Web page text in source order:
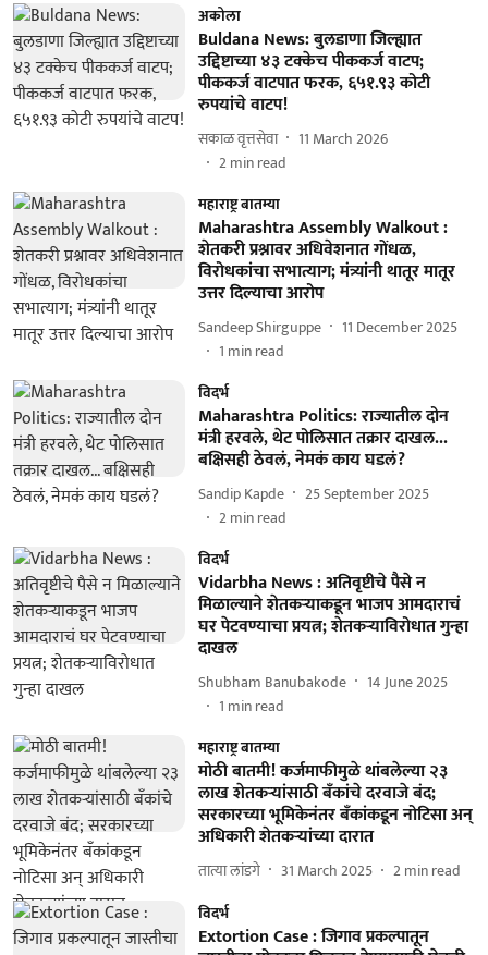
अकोला
Buldana News: बुलडाणा जिल्ह्यात
उद्दिष्टाच्या ४३ टक्केच पीककर्ज वाटप;
पीककर्ज वाटपात फरक, ६५१.९३ कोटी
रुपयांचे वाटप!
सकाळ वृत्तसेवा
11 March 2026
2min read
महाराष्ट्र बातम्या
Maharashtra Assembly Walkout :
शेतकरी प्रश्नावर अधिवेशनात गोंधळ,
विरोधकांचा सभात्याग; मंत्र्यांनी थातूर मातूर
उत्तर दिल्याचा आरोप
Sandeep Shirguppe
11 December 2025
1 min read
विदर्भ
Maharashtra Politics: राज्यातील दोन
मंत्री हरवले, थेट पोलिसात तक्रार दाखल...
बक्षिसही ठेवलं, नेमकं काय घडलं?
Sandip Kapde
25 September 2025
2min read
विदर्भ
Vidarbha News : अतिवृष्टीचे पैसे न
मिळाल्याने शेतकऱ्याकडून भाजप आमदाराचं
घर पेटवण्याचा प्रयत्न; शेतकऱ्याविरोधात गुन्हा
दाखल
Shubham Banubakode
14 June 2025
1 min read
महाराष्ट्र बातम्या
मोठी बातमी! कर्जमाफीमुळे थांबलेल्या २३
लाख शेतकऱ्यांसाठी बॅंकांचे दरवाजे बंद;
सरकारच्या भूमिकेनंतर बॅंकांकडून नोटिसा अन्‌
अधिकारी शेतकऱ्यांच्या दारात
तात्या लांडगे 31 March 2025 2min read
विदर्भ
Extortion Case : जिगाव प्रकल्पातून